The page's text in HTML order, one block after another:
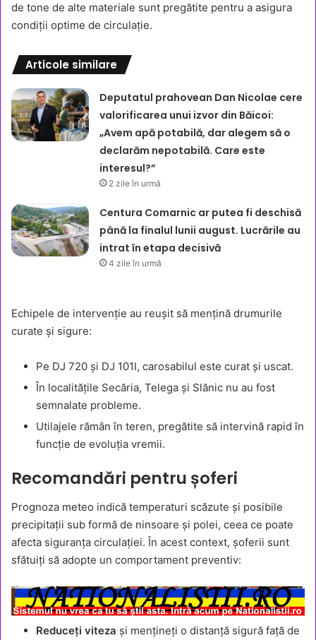
de tone de alte materiale sunt pregătite pentru a asigura
condiții optime de circulație.
Articole similare
Deputatul prahovean Dan Nicolae cere
valorificarea unui izvor din Băicoi:
„Avem apă potabilă, dar alegem să o
declarăm nepotabilă. Care este
interesul?”
2 zile în urmă
Centura Comarnic ar putea fi deschisă
până la finalul lunii august. Lucrările au
intrat în etapa decisivă
4 zile în urmă
Echipele de intervenție au reușit să mențină drumurile
curate și sigure:
Pe DJ 720 și DJ 101I, carosabilul este curat și uscat.
În localitățile Secăria, Telega și Slănic nu au fost
semnalate probleme.
Utilajele rămân în teren, pregătite să intervină rapid în
funcție de evoluția vremii.
Recomandări pentru șoferi
Prognoza meteo indică temperaturi scăzute și posibile
precipitații sub formă de ninsoare și polei, ceea ce poate
afecta siguranța circulației. În acest context, șoferii sunt
sfătuiți să adopte un comportament preventiv:
Reduceți viteza și mențineți o distanță sigură față de